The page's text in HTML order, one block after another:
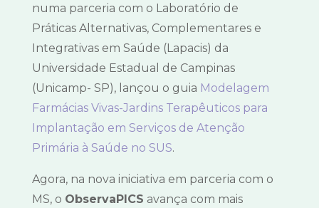
numa parceria com o Laboratório de
Práticas Alternativas, Complementares e
Integrativas em Saúde (Lapacis) da
Universidade Estadual de Campinas
(Unicamp- SP), lançou o guia Modelagem
Farmácias Vivas-Jardins Terapêuticos para
Implantação em Serviços de Atenção
Primária à Saúde no SUS.
Agora, na nova iniciativa em parceria com o
MS, o ObservaPICS avança com mais